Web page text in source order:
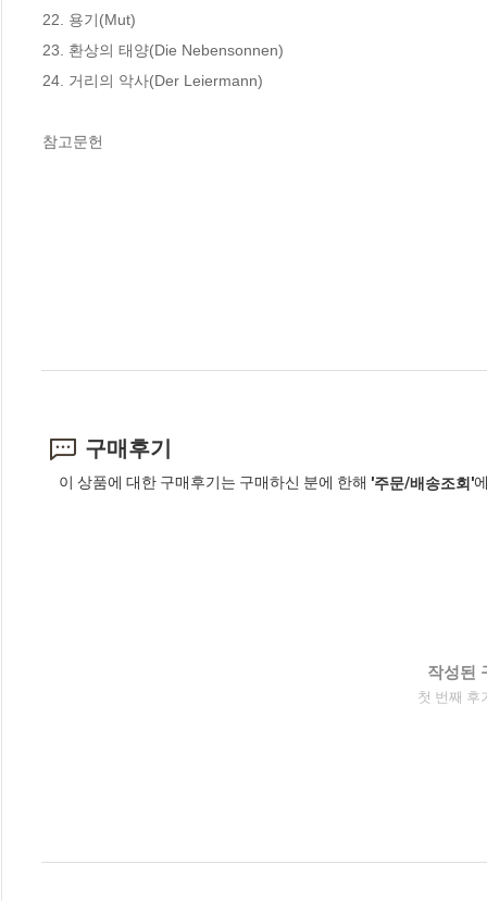
22. 용기(Mut)
23. 환상의 태양(Die Nebensonnen)
24. 거리의 악사(Der Leiermann)
참고문헌
구매후기
이 상품에 대한 구매후기는 구매하신 분에 한해 '주문/배송조회'
작성된
첫 번째 후